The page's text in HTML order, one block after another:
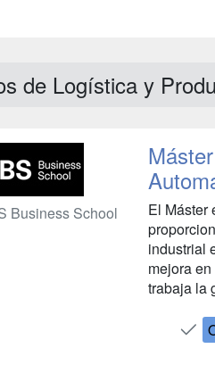
de Logística y
Business School
El Máster
industrial
mejora
trabaja la